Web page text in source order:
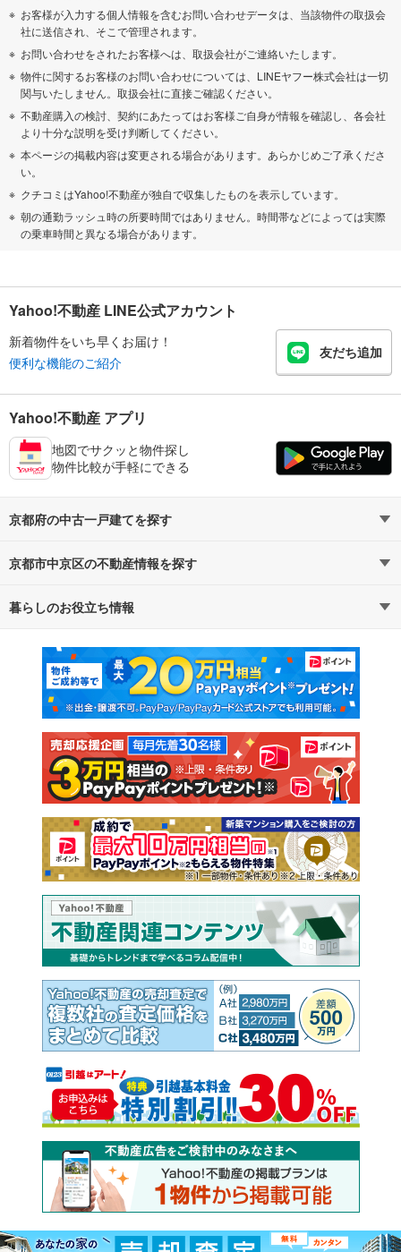
お客様が入力する個人情報を含むお問い合わせデータは、当該物件の取扱会
社に送信され、そこで管理されます。
お問い合わせをされたお客様へは、取扱会社がご連絡いたします。
物件に関するお客様のお問い合わせについては、LINEヤフー株式会社は一切
関与いたしません。取扱会社に直接ご確認ください。
不動産購入の検討、契約にあたってはお客様ご自身が情報を確認し、各会社
より十分な説明を受け判断してください。
本ページの掲載内容は変更される場合があります。あらかじめご了承くださ
い。
クチコミはYahoo!不動産が独自で収集したものを表示しています。
朝の通勤ラッシュ時の所要時間ではありません。時間帯などによっては実際
の乗車時間と異なる場合があります。
Yahoo!不動産 LINE公式アカウント
新着物件をいち早くお届け！
便利な機能のご紹介
友だち追加
Yahoo!不動産 アプリ
地図でサクッと物件探し
物件比較が手軽にできる
京都府の中古一戸建てを探す
路線・駅から探す
通勤・通学時間から探す
京都市中京区の不動産情報を探す
不動産・住宅
新築マンション 中古マンション
新築一戸建て 中古一戸建て
注文住宅 土地
売却査定
暮らしのお役立ち情報
マンションカタログ 教えて！住まいの先生